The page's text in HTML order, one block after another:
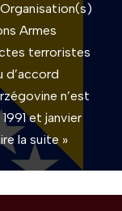
Armes
terroristes
d’accord
n’est
et janvier
la suite »